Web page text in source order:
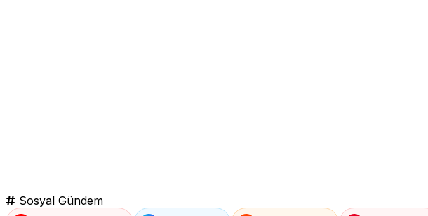
Sosyal Gündem